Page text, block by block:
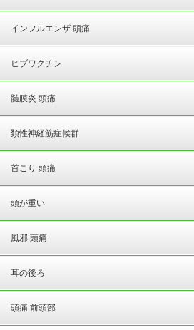
インフルエンザ 頭痛
ヒブワクチン
髄膜炎 頭痛
頚性神経筋症候群
首こり 頭痛
頭が重い
風邪 頭痛
耳の後ろ
頭痛 前頭部